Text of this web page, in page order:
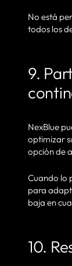
No está
todos los
9.
NexBlue
optimizar
opción de
Cuando lo
para
baja en
10.